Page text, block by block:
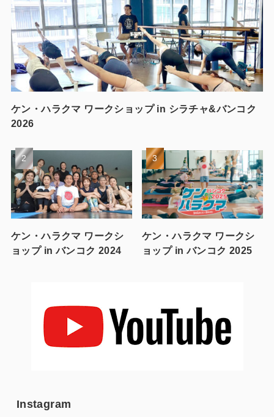
ケン・ハラクマ ワークショップ in シラチャ&バンコク
2026
ケン・ハラクマ ワークシ
ョップ in バンコク 2024
ケン・ハラクマ ワークシ
ョップ in バンコク 2025
Instagram